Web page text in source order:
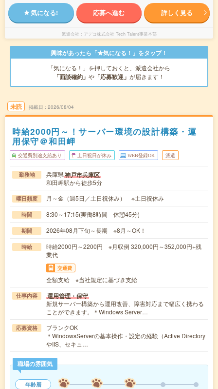
気になる! 応募へ進む 詳しく見る
派遣会社 アデコ株式会社 Tech Talent事業本部
興味があったら「★気になる！」をタップ！
「気になる！」を押しておくと、派遣会社から
「面談確約」 や 「応募歓迎」 が届きます！
未読 掲載日 2026/08/04
時給2000円～！サーバー環境の設計構築・運
用保守＠和田岬
交通費別途支給あり 土日祝日が休み WEB登録OK 派遣
勤務地 兵庫県神戸市兵庫区
和田岬駅から徒歩5分
曜日頻度 月～金（週5日／土日祝休み） ※土日祝休み
時間 8:30～17:15(実働8時間 休憩45分)
期間 2026年08月下旬～長期 ※8月～OK！
時給
時給2000円～2200円 ※月収例 320,000円～352,000円+残
業代
交通費
全額支給 ※当社規定に基づき支給
仕事内容 運用管理・保守
新規サーバー構築から運用改善、障害対応まで幅広く携わる
ことができます。＊Windows Server…
応募資格
ブランクOK
＊WindowsServerの基本操作・設定の経験（Active Directory
やIIS、セキュ…
職場の雰囲気
年齢層